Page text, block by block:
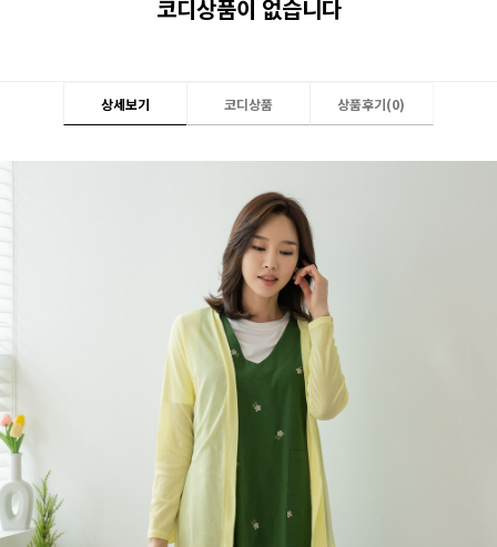
코디상품이 없습니다
상세보기 코디상품 상품후기(0)